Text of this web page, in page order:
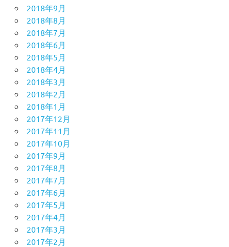
2018年9月
2018年8月
2018年7月
2018年6月
2018年5月
2018年4月
2018年3月
2018年2月
2018年1月
2017年12月
2017年11月
2017年10月
2017年9月
2017年8月
2017年7月
2017年6月
2017年5月
2017年4月
2017年3月
2017年2月